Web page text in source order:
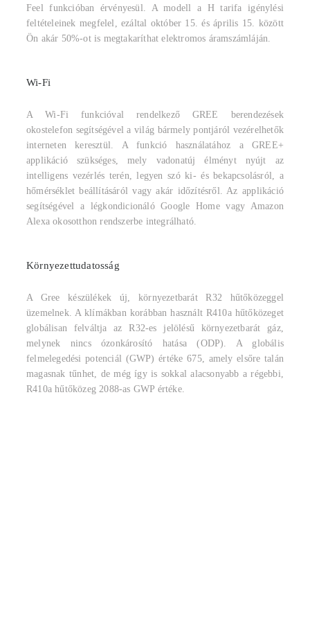
Feel funkcióban érvényesül. A modell a H tarifa igénylési
feltételeinek megfelel, ezáltal október 15. és április 15. között
Ön akár 50%-ot is megtakaríthat elektromos áramszámláján.
Wi-Fi
A Wi-Fi funkcióval rendelkező GREE berendezések
okostelefon segítségével a világ bármely pontjáról vezérelhetők
interneten keresztül. A funkció használatához a GREE+
applikáció szükséges, mely vadonatúj élményt nyújt az
intelligens vezérlés terén, legyen szó ki- és bekapcsolásról, a
hőmérséklet beállításáról vagy akár időzítésről. Az applikáció
segítségével a légkondicionáló Google Home vagy Amazon
Alexa okosotthon rendszerbe integrálható.
Környezettudatosság
A Gree készülékek új, környezetbarát R32 hűtőközeggel
üzemelnek. A klímákban korábban használt R410a hűtőközeget
globálisan felváltja az R32-es jelölésű környezetbarát gáz,
melynek nincs ózonkárosító hatása (ODP). A globális
felmelegedési potenciál (GWP) értéke 675, amely elsőre talán
magasnak tűnhet, de még így is sokkal alacsonyabb a régebbi,
R410a hűtőközeg 2088-as GWP értéke.